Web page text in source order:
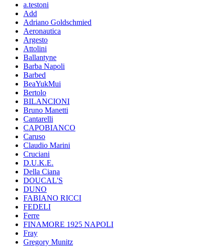
a.testoni
Add
Adriano Goldschmied
Aeronautica
Argesto
Attolini
Ballantyne
Barba Napoli
Barbed
BeaYukMui
Bertolo
BILANCIONI
Bruno Manetti
Cantarelli
CAPOBIANCO
Caruso
Claudio Marini
Cruciani
D.U.K.E.
Della Ciana
DOUCAL'S
DUNO
FABIANO RICCI
FEDELI
Ferre
FINAMORE 1925 NAPOLI
Fray
Gregory Munitz